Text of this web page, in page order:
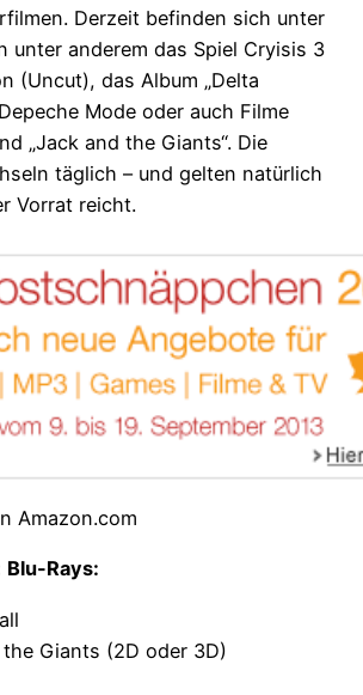
Derzeit befinden sich unter
unter anderem das Spiel Cryisis 3
(Uncut), das Album „Delta
Mode oder auch Filme
„Jack and the Giants“. Die
täglich – und gelten natürlich
Vorrat reicht.
Amazon.com
Blu-Rays:
Giants (2D oder 3D)